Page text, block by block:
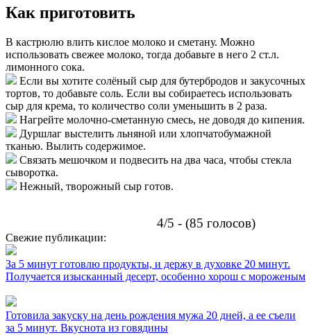
Как приготовить
В кастрюлю влить кислое молоко и сметану. Можно
использовать свежее молоко, тогда добавьте в него 2 ст.л.
лимонного сока.
Если вы хотите солёный сыр для бутербродов и закусочных
тортов, то добавьте соль. Если вы собираетесь использовать
сыр для крема, то количество соли уменьшить в 2 раза.
Нагрейте молочно-сметанную смесь, не доводя до кипения.
Дуршлаг выстелить льняной или хлопчатобумажной
тканью. Вылить содержимое.
Связать мешочком и подвесить на два часа, чтобы стекла
сыворотка.
Нежный, творожный сыр готов.
4/5 - (85 голосов)
Свежие публикации:
За 5 минут готовлю продукты, и держу в духовке 20 минут.
Получается изысканный десерт, особенно хорош с мороженым
Готовила закуску на день рождения мужа 20 дней, а ее съели
за 5 минут. Вкуснота из говядины